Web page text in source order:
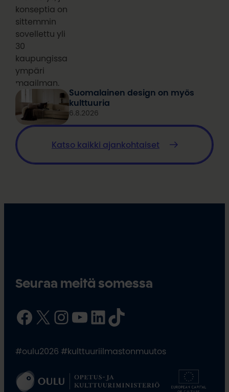
konseptia on
sittemmin
sovellettu yli
30
kaupungissa
ympäri
maailman.
Suomalainen design on myös
kulttuuria
6.8.2026
Katso kaikki ajankohtaiset
Seuraa meitä somessa
Facebook X InstagramYouTube LinkedIn TikTok
#oulu2026 #kulttuuriilmastonmuutos